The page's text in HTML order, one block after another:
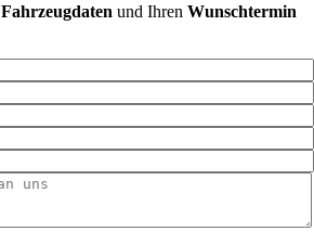
Fahrzeugdaten und Ihren Wunschtermin